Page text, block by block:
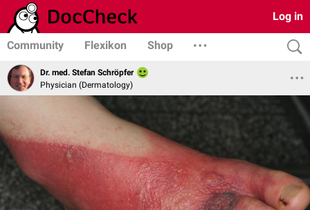
Log in
Community Flexikon Shop
Dr. med. Stefan Schröpfer
Physician (Dermatology)